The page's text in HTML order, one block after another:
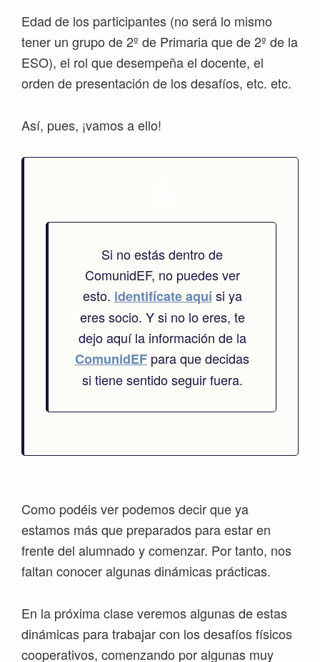
Edad de los participantes (no será lo mismo
tener un grupo de 2º de Primaria que de 2º de la
ESO), el rol que desempeña el docente, el
orden de presentación de los desafíos, etc. etc.
Así, pues, ¡vamos a ello!
Si no estás dentro de
ComunidEF, no puedes ver
esto. identifícate aquísi ya
eres socio. Y si no lo eres, te
dejo aquí la información de la
ComunidEF para que decidas
si tiene sentido seguir fuera.
Como podéis ver podemos decir que ya
estamos más que preparados para estar en
frente del alumnado y comenzar. Por tanto, nos
faltan conocer algunas dinámicas prácticas.
En la próxima clase veremos algunas de estas
dinámicas para trabajar con los desafíos físicos
cooperativos, comenzando por algunas muy